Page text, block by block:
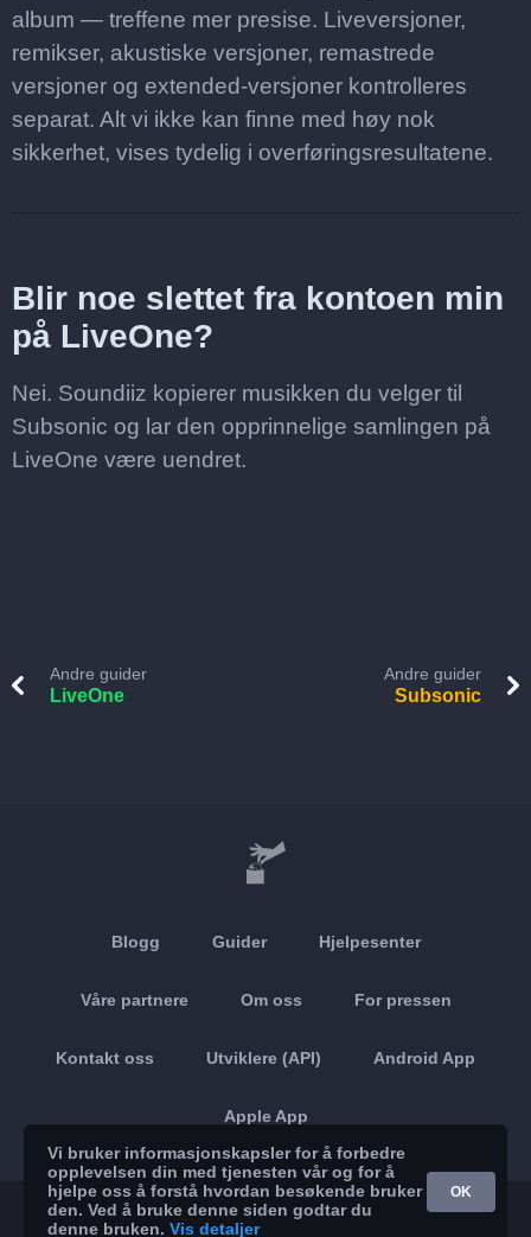
album — treffene mer presise. Liveversjoner,
remikser, akustiske versjoner, remastrede
versjoner og extended-versjoner kontrolleres
separat. Alt vi ikke kan finne med høy nok
sikkerhet, vises tydelig i overføringsresultatene.
Blir noe slettet fra kontoen min
på LiveOne?
Nei. Soundiiz kopierer musikken du velger til
Subsonic og lar den opprinnelige samlingen på
LiveOne være uendret.
Andre guider
LiveOne
Andre guider
Subsonic
Blogg Guider Hjelpesenter
Våre partnere Om oss For pressen
Kontakt oss Utviklere (API) Android App
Apple App
© 2026 Brickoft Personvern Tjenestestatus
Vi bruker informasjonskapsler for å forbedre
opplevelsen din med tjenesten vår og for å
hjelpe oss å forstå hvordan besøkende bruker
den. Ved å bruke denne siden godtar du
denne bruken. Vis detaljer
OK